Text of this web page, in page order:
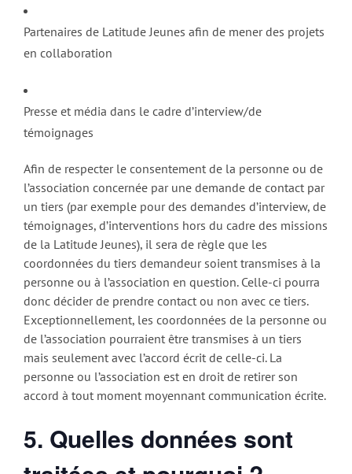
Partenaires de Latitude Jeunes afin de mener des projets
en collaboration
Presse et média dans le cadre d’interview/de
témoignages
Afin de respecter le consentement de la personne ou de
l’association concernée par une demande de contact par
un tiers (par exemple pour des demandes d’interview, de
témoignages, d’interventions hors du cadre des missions
de la Latitude Jeunes), il sera de règle que les
coordonnées du tiers demandeur soient transmises à la
personne ou à l’association en question. Celle-ci pourra
donc décider de prendre contact ou non avec ce tiers.
Exceptionnellement, les coordonnées de la personne ou
de l’association pourraient être transmises à un tiers
mais seulement avec l’accord écrit de celle-ci. La
personne ou l’association est en droit de retirer son
accord à tout moment moyennant communication écrite.
5. Quelles données sont